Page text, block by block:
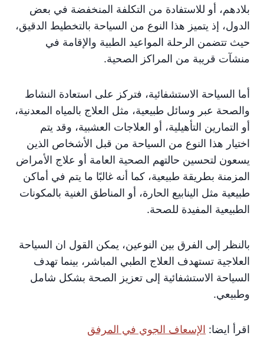
بلادهم، أو للاستفادة من التكلفة المنخفضة في بعض
الدول، إذ يتميز هذا النوع من السياحة بالتخطيط الدقيق،
حيث تتضمن الرحلة المواعيد الطبية والإقامة في
منشآت قريبة من المراكز الصحية.
أما السياحة الاستشفائية، فتركز على استعادة النشاط
والصحة عبر وسائل طبيعية، مثل العلاج بالمياه المعدنية،
أو التمارين التأهيلية، أو العلاجات العشبية، وقد يتم
اختيار هذا النوع من السياحة من قبل الأشخاص الذين
يسعون لتحسين حالتهم الصحية العامة أو علاج الأمراض
المزمنة بطريقة طبيعية، كما أنه غالبًا ما يتم في أماكن
طبيعية مثل الينابيع الحارة، أو المناطق الغنية بالمكونات
الطبيعية المفيدة للصحة.
بالنظر إلى الفرق بين النوعين، يمكن القول ان السياحة
العلاجية تستهدف العلاج الطبي المباشر، بينما تهدف
السياحة الاستشفائية إلى تعزيز الصحة بشكل شامل
وطبيعي.
اقرأ ايضا: الإسعاف الجوي في المرفق